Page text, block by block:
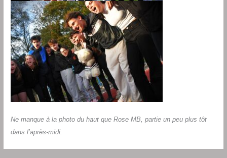
Ne manque à la photo du haut que Rose MB, partie un peu plus tôt
dans l’après-midi.